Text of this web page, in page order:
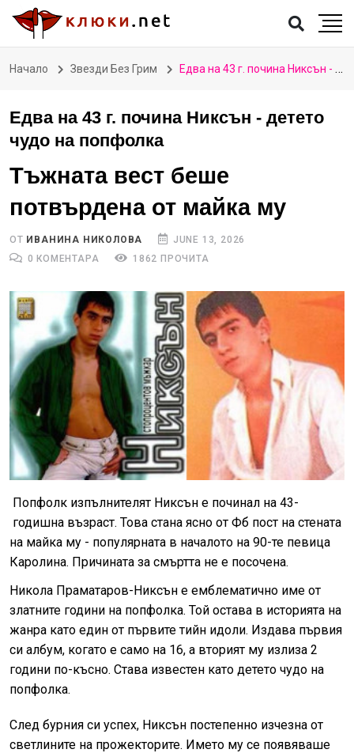
Начало Звезди Без Грим Едва на 43 г. почина Никсън - детето чудо на попфолка
Едва на 43 г. почина Никсън - детето
чудо на попфолка
Тъжната вест беше
потвърдена от майка му
ОТ ИВАНИНА НИКОЛОВА
JUNE 13, 2026
0 КОМЕНТАРА
1862 ПРОЧИТА
Попфолк изпълнителят Никсън е починал на 43-
годишна възраст. Това стана ясно от Фб пост на стената
на майка му - популярната в началото на 90-те певица
Каролина. Причината за смъртта не е посочена.
Никола Праматаров-Никсън е емблематично име от
златните години на попфолкa. Той остава в историята на
жанра като един от първите тийн идоли. Издава първия
си албум, когато е само на 16, а вторият му излиза 2
години по-късно. Става известен като детето чудо на
попфолка.
След бурния си успех, Никсън постепенно изчезна от
светлините на прожекторите. Името му се появяваше